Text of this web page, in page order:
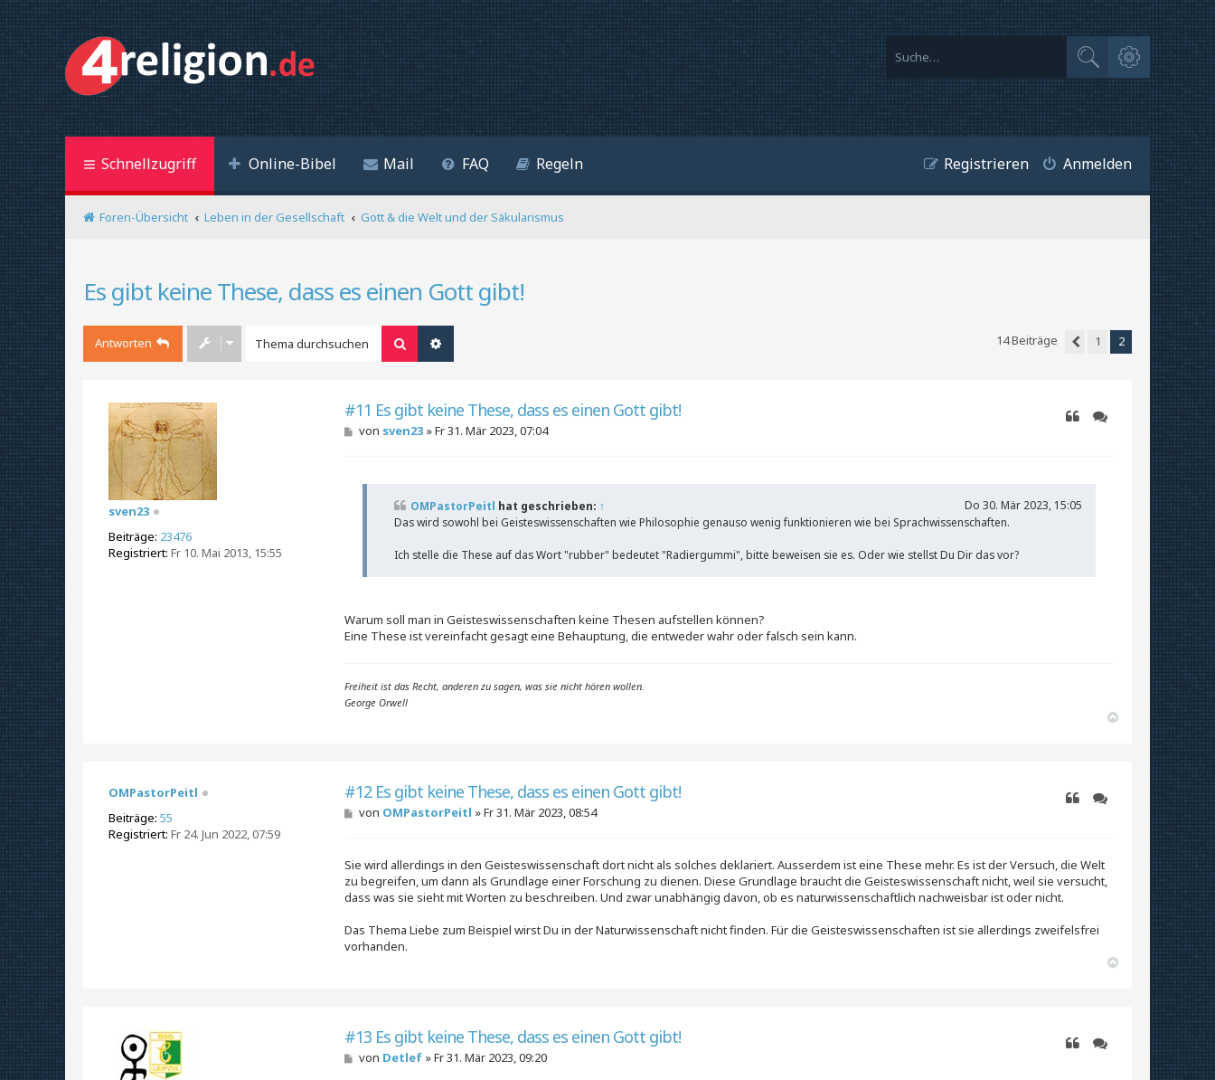
Suche
Erweiterte Suche
Schnellzugriff Online-Bibel Mail FAQ Regeln Anmelden
Registrieren
Foren-Übersicht Leben in der Gesellschaft Gott & die Welt und der Säkularismus
Es gibt keine These, dass es einen Gott gibt!
Antworten Suche
14 Beiträge
Vorherige
1 2
sven23
Beiträge: 23476
Registriert: Fr 10. Mai 2013, 15:55
#11 Es gibt keine These, dass es einen Gott gibt!
Bvon sven23»Fr 31. Mär 2023, 07:04
OMPastorPeitl hat geschrieben: ↑
Do 30. Mär 2023, 15:05
Das wird sowohl bei Geisteswissenschaften wie Philosophie genauso wenig funktionieren wie bei Sprachwissenschaften.
Ich stelle die These auf das Wort "rubber" bedeutet "Radiergummi", bitte beweisen sie es. Oder wie stellst Du Dir das vor?
Warum soll man in Geisteswissenschaften keine Thesen aufstellen können?
Eine These ist vereinfacht gesagt eine Behauptung, die entweder wahr oder falsch sein kann.
Freiheit ist das Recht, anderen zu sagen, was sie nicht hören wollen.
George Orwell
OMPastorPeitl
Beiträge: 55
Registriert: Fr 24. Jun 2022, 07:59
#12 Es gibt keine These, dass es einen Gott gibt!
B
r
a
g
von OMPastorPeitl »Fr 31. Mär 2023, 08:54
Sie wird allerdings in den Geisteswissenschaft dort nicht als solches deklariert. Ausserdem ist eine These mehr. Es ist der Versuch, die Welt
zu begreifen, um dann als Grundlage einer Forschung zu dienen. Diese Grundlage braucht die Geisteswissenschaft nicht, weil sie versucht,
dass was sie sieht mit Worten zu beschreiben. Und zwar unabhängig davon, ob es naturwissenschaftlich nachweisbar ist oder nicht.
Das Thema Liebe zum Beispiel wirst Du in der Naturwissenschaft nicht finden. Für die Geisteswissenschaften ist sie allerdings zweifelsfrei
vorhanden.
#13 Es gibt keine These, dass es einen Gott gibt!
Bvon Detlef»Fr 31. Mär 2023, 09:20